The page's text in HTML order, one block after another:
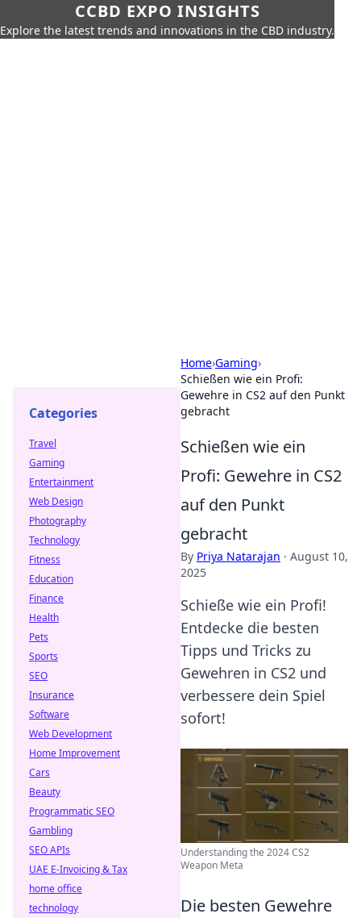
CCBD EXPO INSIGHTS
Explore the latest trends and innovations in the CBD industry.
Home›Gaming›
Schießen wie ein Profi:
Gewehre in CS2 auf den Punkt
gebracht
Schießen wie ein
Profi: Gewehre in CS2
auf den Punkt
gebracht
By Priya Natarajan · August 10,
2025
Schieße wie ein Profi!
Entdecke die besten
Tipps und Tricks zu
Gewehren in CS2 und
verbessere dein Spiel
sofort!
Understanding the 2024 CS2
Weapon Meta
Die besten Gewehre
Categories
Travel
Gaming
Entertainment
Web Design
Photography
Technology
Fitness
Education
Finance
Health
Pets
Sports
SEO
Insurance
Software
Web Development
Home Improvement
Cars
Beauty
Programmatic SEO
Gambling
SEO APIs
UAE E-Invoicing & Tax
home office
technology